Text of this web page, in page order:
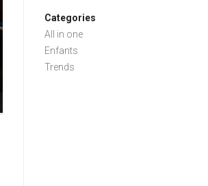
Categories
All in one
Enfants
Trends